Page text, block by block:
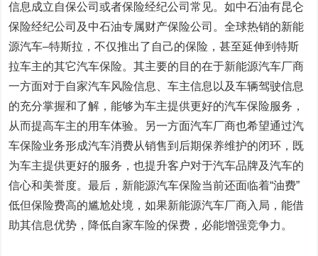
信息成立自保公司或者保险经纪公司常见。如中石油有昆仑
保险经纪公司及中石油专属财产保险公司。全球热销的新能
源汽车–特斯拉，不仅推出了自己的保险，甚至延伸到特斯
拉车主的其它汽车保险。其主要的目的在于新能源汽车厂商
一方面对于自家汽车风险信息、车主信息以及车辆驾驶信息
的充分掌握和了解，能够为车主提供更好的汽车保险服务，
从而提高车主的用车体验。另一方面汽车厂商也希望通过汽
车保险业务形成汽车消费从销售到后期保养维护的闭环，既
为车主提供更好的服务，也提升客户对于汽车品牌及汽车的
信心和美誉度。最后，新能源汽车保险当前还面临着“油费”
低但保险费高的尴尬处境，如果新能源汽车厂商入局，能借
助其信息优势，降低自家车险的保费，必能增强竞争力。